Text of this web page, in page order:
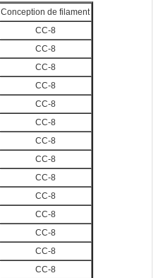
Conception de filament
CC-8
CC-8
CC-8
CC-8
CC-8
CC-8
CC-8
CC-8
CC-8
CC-8
CC-8
CC-8
CC-8
CC-8